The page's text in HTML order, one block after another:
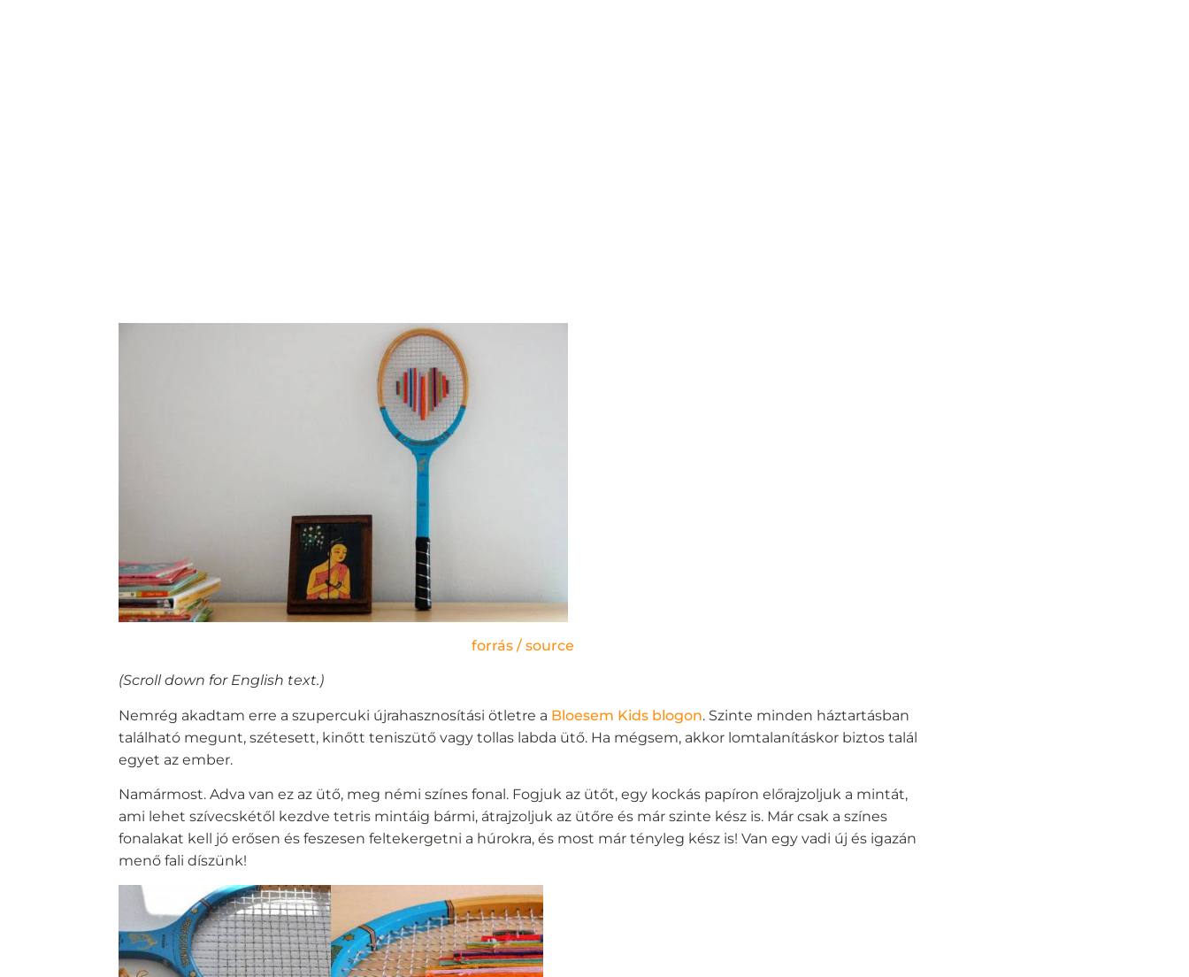
forrás / source
(Scroll down for English text.)
Nemrég akadtam erre a szupercuki újrahasznosítási ötletre a Bloesem Kids blogon. Szinte minden háztartásban
található megunt, szétesett, kinőtt teniszütő vagy tollas labda ütő. Ha mégsem, akkor lomtalanításkor biztos talál
egyet az ember.
Namármost. Adva van ez az ütő, meg némi színes fonal. Fogjuk az ütőt, egy kockás papíron előrajzoljuk a mintát,
ami lehet szívecskétől kezdve tetris mintáig bármi, átrajzoljuk az ütőre és már szinte kész is. Már csak a színes
fonalakat kell jó erősen és feszesen feltekergetni a húrokra, és most már tényleg kész is! Van egy vadi új és igazán
menő fali díszünk!